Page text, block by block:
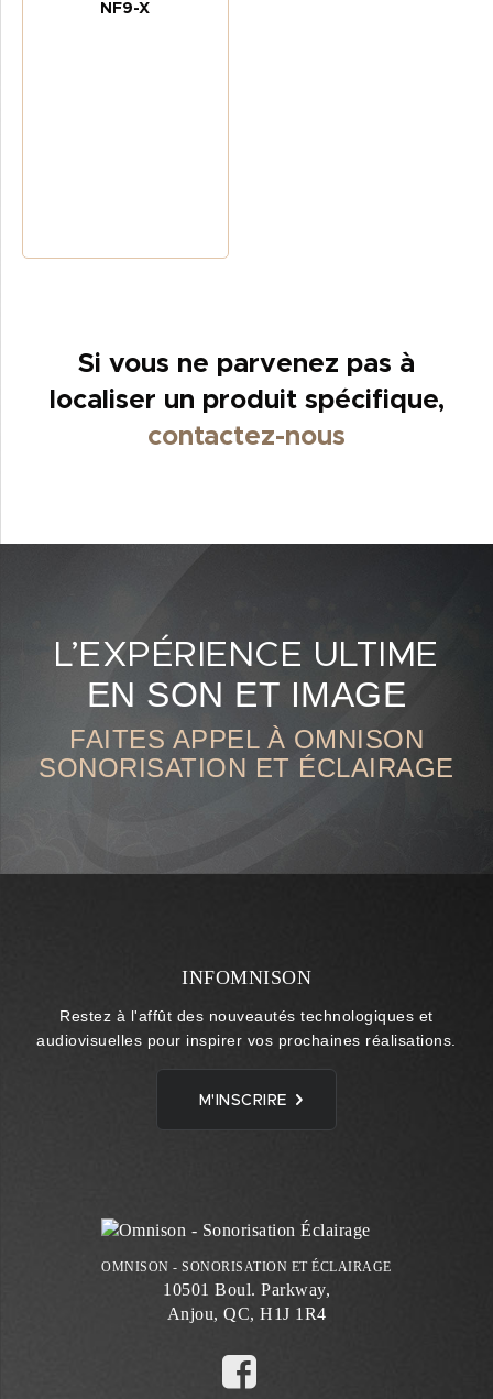
NF9-X
Si vous ne parvenez pas à
localiser un produit spécifique,
contactez-nous
L’EXPÉRIENCE ULTIME
EN SON ET IMAGE
FAITES APPEL À OMNISON
SONORISATION ET ÉCLAIRAGE
OMNISON - SONORISATION ET ÉCLAIRAGE
10501 Boul. Parkway,
Anjou, QC, H1J 1R4
INFOMNISON
Restez à l'affût des nouveautés technologiques et
audiovisuelles pour inspirer vos prochaines réalisations.
M'INSCRIRE